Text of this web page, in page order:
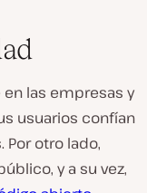
las empresas y
usuarios confían
Por otro lado,
y a su vez,